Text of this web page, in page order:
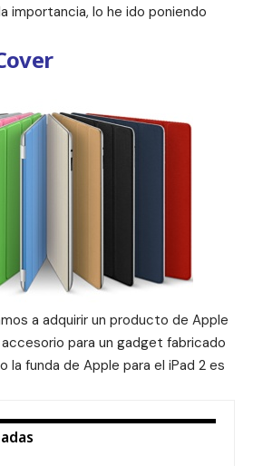
importancia, lo he ido poniendo
a adquirir un producto de Apple
para un gadget fabricado
la funda de Apple para el iPad 2 es